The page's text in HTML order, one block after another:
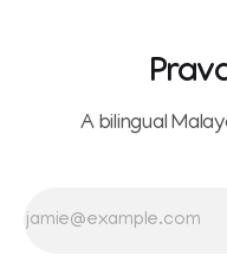
A bilingual